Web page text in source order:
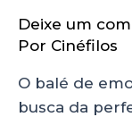
Deixe um
Por Cinéfilos
O balé de
busca da